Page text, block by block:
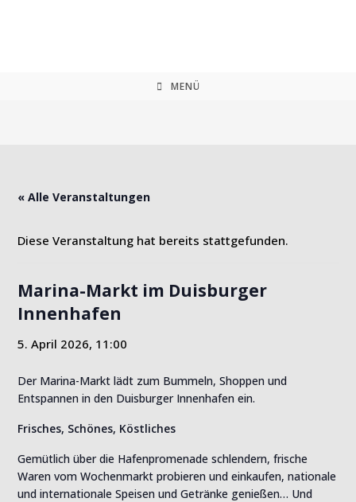
MENÜ
« Alle Veranstaltungen
Diese Veranstaltung hat bereits stattgefunden.
Marina-Markt im Duisburger
Innenhafen
5. April 2026, 11:00
Der Marina-Markt lädt zum Bummeln, Shoppen und
Entspannen in den Duisburger Innenhafen ein.
Frisches, Schönes, Köstliches
Gemütlich über die Hafenpromenade schlendern, frische
Waren vom Wochenmarkt probieren und einkaufen, nationale
und internationale Speisen und Getränke genießen… Und